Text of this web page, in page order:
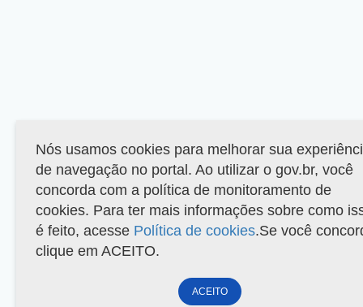
Nós usamos cookies para melhorar sua
de navegação no portal. Ao utilizar o gov.br, você
concorda com a política de monitoramento de
cookies. Para ter mais informações sobre como
é feito, acesse Política de cookies.Se você
clique em ACEITO.
ACEITO